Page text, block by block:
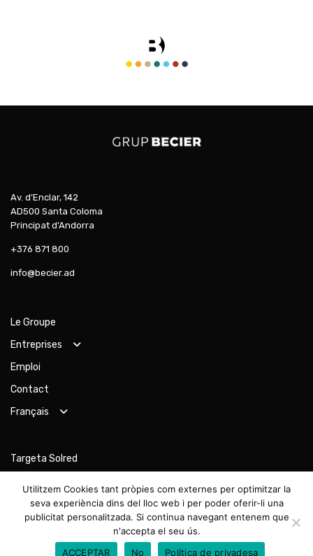
Av. d’Enclar, 142
AD500 Santa Coloma
Principat d’Andorra
+376 871 800
info@becier.ad
Le Groupe
Entreprises
Emploi
Contact
Français
Targeta Solred
Sol·licitud Test Drive
Sol·licitud Finançament
Formulari Distribucions
Utilitzem Cookies tant pròpies com externes per optimitzar la
seva experiència dins del lloc web i per poder oferir-li una
publicitat personalitzada. Si continua navegant entenem que
n'accepta el seu ús.
ACCEPTAR
No Política de privadesa